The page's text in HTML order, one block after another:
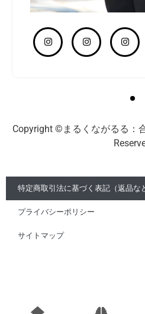
Copyright ©まるくながるる：
特定商取引法に基づく表記（返品な
プライバシーポリシー
サイトマップ